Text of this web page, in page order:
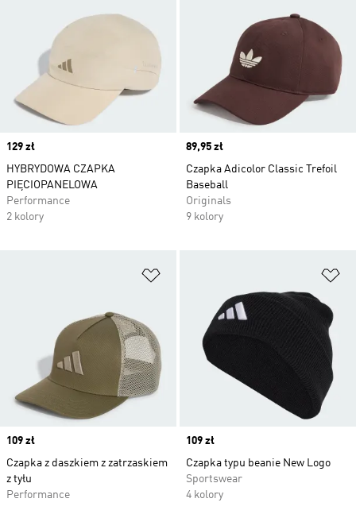
Price
129 zł
HYBRYDOWA CZAPKA
PIĘCIOPANELOWA
Performance
2 kolory
Price
89,95 zł
Czapka Adicolor Classic Trefoil
Baseball
Originals
9 kolory
Price
109 zł
Czapka z daszkiem z zatrzaskiem
z tyłu
Performance
Price
109 zł
Czapka typu beanie New Logo
Sportswear
4 kolory